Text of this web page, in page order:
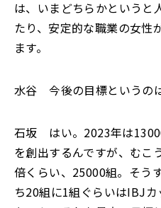
は、いまどちらかというと
たり、安定的な職業の女性
ます。
水谷 今後の目標というの
石坂 はい。2023年は
を創出するんですが、むこ
倍くらい、25000組。そう
ち20組に1組ぐらいはIBJ